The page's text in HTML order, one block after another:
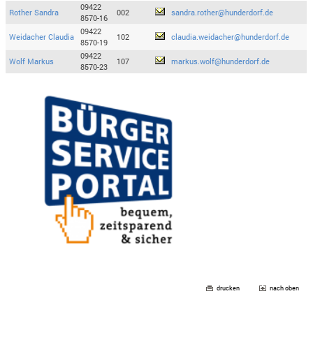
Rother Sandra
09422
8570-16
002 sandra.rother@hunderdorf.de
Weidacher Claudia
09422
8570-19
102 claudia.weidacher@hunderdorf.de
Wolf Markus
09422
8570-23
107 markus.wolf@hunderdorf.de
drucken nach oben